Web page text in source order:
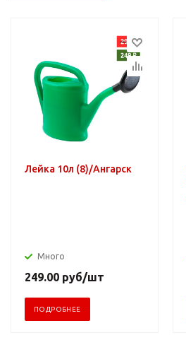
Лейка 10л (8)/Ангарск
Много
249.00 руб/шт
ПОДРОБНЕЕ